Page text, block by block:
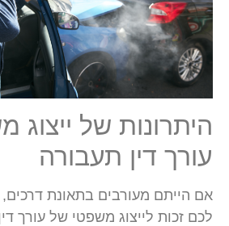
היתרונות של ייצוג
עורך דין תעבורה
אם הייתם מעורבים בתאונת דרכים,
לכם זכות לייצוג משפטי של עורך דין